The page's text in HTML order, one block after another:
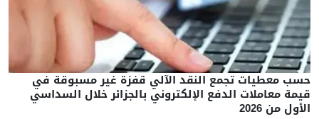
حسب معطيات تجمع النقد الآلي قفزة غير مسبوقة في
قيمة معاملات الدفع الإلكتروني بالجزائر خلال السداسي
الأول من 2026